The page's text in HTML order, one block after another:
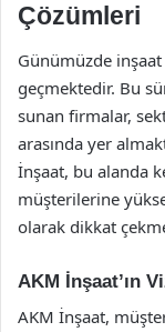
Çözümleri
Günümüzde
geçmektedir. Bu
sunan firmalar,
arasında yer
İnşaat, bu alanda
müşterilerine
olarak dikkat
AKM İnşaat’ın
AKM İnşaat,